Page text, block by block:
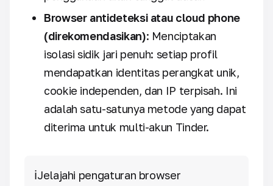
Browser antideteksi atau cloud phone
(direkomendasikan): Menciptakan
isolasi sidik jari penuh: setiap profil
mendapatkan identitas perangkat unik,
cookie independen, dan IP terpisah. Ini
adalah satu-satunya metode yang dapat
diterima untuk multi-akun Tinder.
ℹ️Jelajahi pengaturan browser